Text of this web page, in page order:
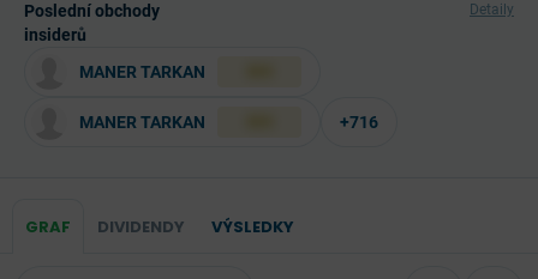
Poslední obchody
insiderů
Detaily
MANER TARKAN
MANER TARKAN +716
GRAF DIVIDENDY VÝSLEDKY